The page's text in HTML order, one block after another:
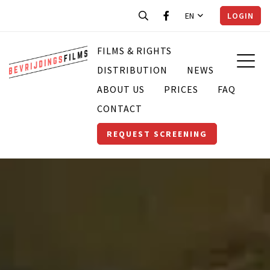
EN LOGIN
FILMS & RIGHTS
DISTRIBUTION
NEWS
ABOUT US
PRICES
FAQ
CONTACT
REQUEST SCREENING